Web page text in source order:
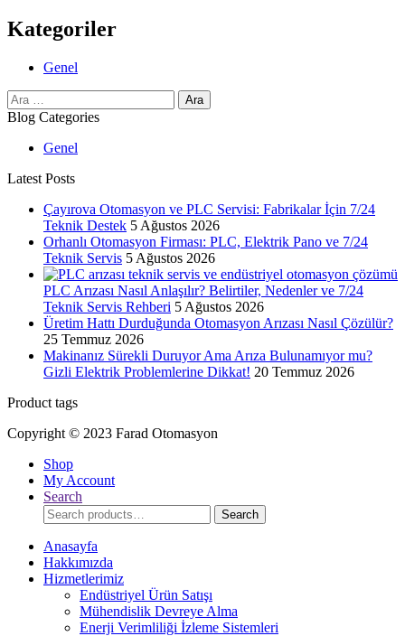
Kategoriler
Genel
Arama:
Blog Categories
Genel
Latest Posts
Çayırova Otomasyon ve PLC Servisi: Fabrikalar İçin 7/24
Teknik Destek 5 Ağustos 2026
Orhanlı Otomasyon Firması: PLC, Elektrik Pano ve 7/24
Teknik Servis 5 Ağustos 2026
PLC Arızası Nasıl Anlaşılır? Belirtiler, Nedenler ve 7/24
Teknik Servis Rehberi 5 Ağustos 2026
Üretim Hattı Durduğunda Otomasyon Arızası Nasıl Çözülür?
25 Temmuz 2026
Makinanız Sürekli Duruyor Ama Arıza Bulunamıyor mu?
Gizli Elektrik Problemlerine Dikkat! 20 Temmuz 2026
Product tags
Copyright © 2023 Farad Otomasyon
Shop
My Account
Search
Search
for:
Search
Anasayfa
Hakkımızda
Hizmetlerimiz
Endüstriyel Ürün Satışı
Mühendislik Devreye Alma
Enerji Verimliliği İzleme Sistemleri